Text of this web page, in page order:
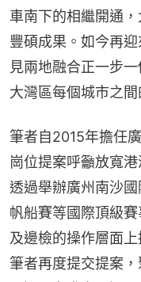
車南下的相繼開通
豐碩成果。如今再
見兩地融合正一步
大灣區每個城市之
筆者自2015年擔任
崗位提案呼籲放寬
透過舉辦廣州南沙
帆船賽等國際頂級
及邊檢的操作層面
筆者再度提交提案